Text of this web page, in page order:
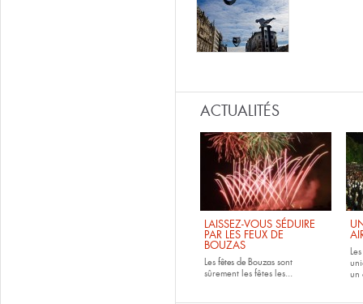
ACTUALITÉS
LAISSEZ-VOUS SÉDUIRE
PAR LES FEUX DE
BOUZAS
Les fêtes de Bouzas sont
sûrement les fêtes les...
Les
un